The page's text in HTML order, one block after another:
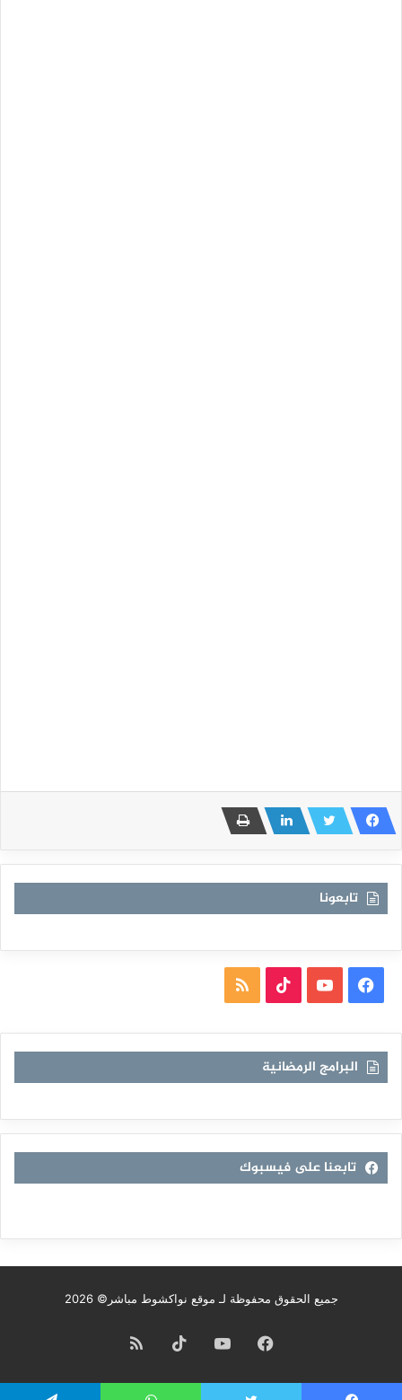
تابعونا
فيسبوكيوتيوب TikTokملخص
RSS
البرامج الرمضانية
تابعنا على فيسبوك
جميع الحقوق محفوظة لـ موقع نواكشوط مباشر© 2026
فيسبوكيوتيوب TikTokملخص
الموقع